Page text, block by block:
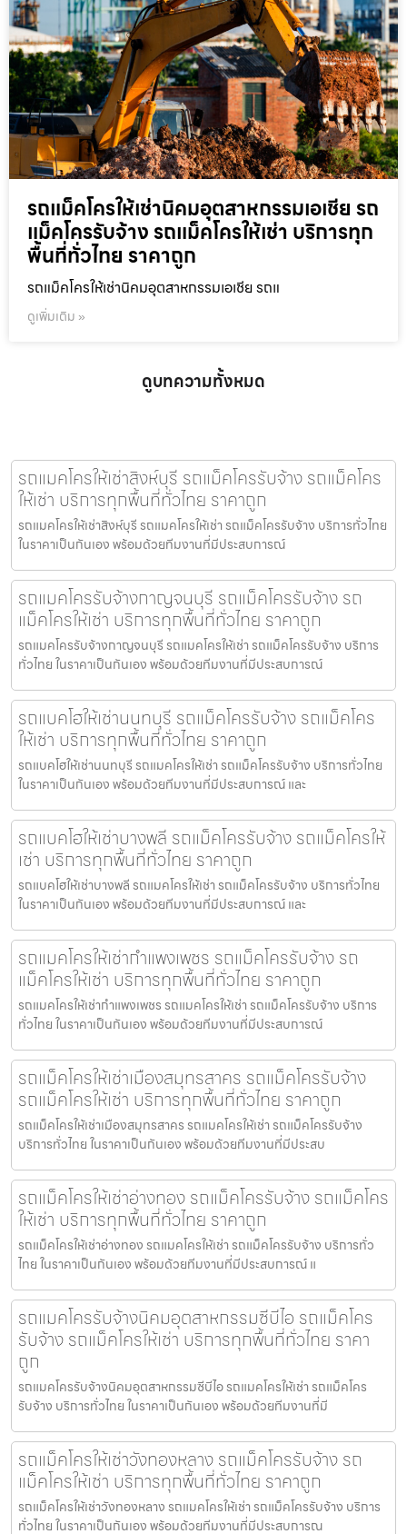
รถแม็คโครให้เช่านิคมอุตสาหกรรมเอเชีย รถ
แม็คโครรับจ้าง รถแม็คโครให้เช่า บริการทุก
พื้นที่ทั่วไทย ราคาถูก
รถแม็คโครให้เช่านิคมอุตสาหกรรมเอเชีย รถแ
ดูเพิ่มเติม »
ดูบทความทั้งหมด
รถแมคโครให้เช่าสิงห์บุรี รถแม็คโครรับจ้าง รถแม็คโคร
ให้เช่า บริการทุกพื้นที่ทั่วไทย ราคาถูก
รถแมคโครให้เช่าสิงห์บุรี รถแมคโครให้เช่า รถแม็คโครรับจ้าง บริการทั่วไทย
ในราคาเป็นกันเอง พร้อมด้วยทีมงานที่มีประสบการณ์
รถแมคโครรับจ้างกาญจนบุรี รถแม็คโครรับจ้าง รถ
แม็คโครให้เช่า บริการทุกพื้นที่ทั่วไทย ราคาถูก
รถแมคโครรับจ้างกาญจนบุรี รถแมคโครให้เช่า รถแม็คโครรับจ้าง บริการ
ทั่วไทย ในราคาเป็นกันเอง พร้อมด้วยทีมงานที่มีประสบการณ์
รถแบคโฮให้เช่านนทบุรี รถแม็คโครรับจ้าง รถแม็คโคร
ให้เช่า บริการทุกพื้นที่ทั่วไทย ราคาถูก
รถแบคโฮให้เช่านนทบุรี รถแมคโครให้เช่า รถแม็คโครรับจ้าง บริการทั่วไทย
ในราคาเป็นกันเอง พร้อมด้วยทีมงานที่มีประสบการณ์ และ
รถแบคโฮให้เช่าบางพลี รถแม็คโครรับจ้าง รถแม็คโครให้
เช่า บริการทุกพื้นที่ทั่วไทย ราคาถูก
รถแบคโฮให้เช่าบางพลี รถแมคโครให้เช่า รถแม็คโครรับจ้าง บริการทั่วไทย
ในราคาเป็นกันเอง พร้อมด้วยทีมงานที่มีประสบการณ์ และ
รถแมคโครให้เช่ากำแพงเพชร รถแม็คโครรับจ้าง รถ
แม็คโครให้เช่า บริการทุกพื้นที่ทั่วไทย ราคาถูก
รถแมคโครให้เช่ากำแพงเพชร รถแมคโครให้เช่า รถแม็คโครรับจ้าง บริการ
ทั่วไทย ในราคาเป็นกันเอง พร้อมด้วยทีมงานที่มีประสบการณ์
รถแม็คโครให้เช่าเมืองสมุทรสาคร รถแม็คโครรับจ้าง
รถแม็คโครให้เช่า บริการทุกพื้นที่ทั่วไทย ราคาถูก
รถแม็คโครให้เช่าเมืองสมุทรสาคร รถแมคโครให้เช่า รถแม็คโครรับจ้าง
บริการทั่วไทย ในราคาเป็นกันเอง พร้อมด้วยทีมงานที่มีประสบ
รถแม็คโครให้เช่าอ่างทอง รถแม็คโครรับจ้าง รถแม็คโคร
ให้เช่า บริการทุกพื้นที่ทั่วไทย ราคาถูก
รถแม็คโครให้เช่าอ่างทอง รถแมคโครให้เช่า รถแม็คโครรับจ้าง บริการทั่ว
ไทย ในราคาเป็นกันเอง พร้อมด้วยทีมงานที่มีประสบการณ์ แ
รถแมคโครรับจ้างนิคมอุตสาหกรรมซีบีไอ รถแม็คโคร
รับจ้าง รถแม็คโครให้เช่า บริการทุกพื้นที่ทั่วไทย ราคา
ถูก
รถแมคโครรับจ้างนิคมอุตสาหกรรมซีบีไอ รถแมคโครให้เช่า รถแม็คโคร
รับจ้าง บริการทั่วไทย ในราคาเป็นกันเอง พร้อมด้วยทีมงานที่มี
รถแม็คโครให้เช่าวังทองหลาง รถแม็คโครรับจ้าง รถ
แม็คโครให้เช่า บริการทุกพื้นที่ทั่วไทย ราคาถูก
รถแม็คโครให้เช่าวังทองหลาง รถแมคโครให้เช่า รถแม็คโครรับจ้าง บริการ
ทั่วไทย ในราคาเป็นกันเอง พร้อมด้วยทีมงานที่มีประสบการณ